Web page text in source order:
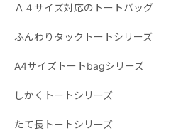
Ａ４サイズ対応のトートバッグ
ふんわりタックトートシリーズ
A4サイズトートbagシリーズ
しかくトートシリーズ
たて長トートシリーズ